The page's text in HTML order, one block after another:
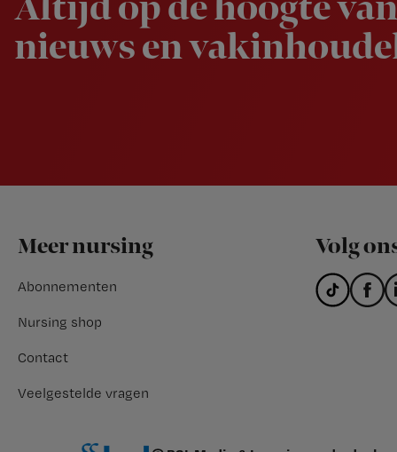
Altijd op de hoogte
nieuws en
Footer
Meer nursing
Abonnementen
Nursing shop
Contact
Veelgestelde vragen
Volg